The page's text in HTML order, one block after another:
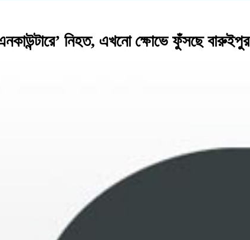
নিহত, এখনো ক্ষোভে ফুঁসছে বারুইপুর